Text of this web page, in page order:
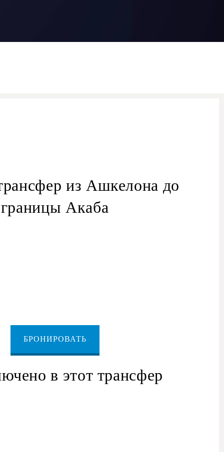
из Ашкелона до
границы Акаба
БРОНИРОВАТЬ
в этот трансфер